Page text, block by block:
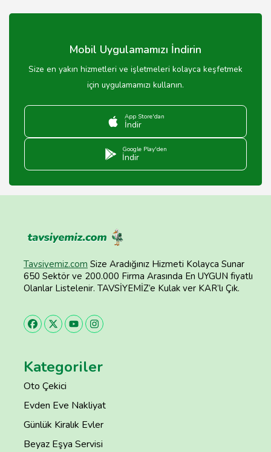
Mobil Uygulamamızı İndirin
Size en yakın hizmetleri ve işletmeleri kolayca keşfetmek
için uygulamamızı kullanın.
App Store'dan
İndir
Google Play'den
İndir
Tavsiyemiz.com Size Aradığınız Hizmeti Kolayca Sunar
650 Sektör ve 200.000 Firma Arasında En UYGUN fiyatlı
Olanlar Listelenir. TAVSİYEMİZ’e Kulak ver KAR’lı Çık.
Kategoriler
Oto Çekici
Evden Eve Nakliyat
Günlük Kiralık Evler
Beyaz Eşya Servisi